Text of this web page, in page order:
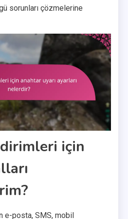
sorunları çözmelerine
için
e-posta, SMS, mobil